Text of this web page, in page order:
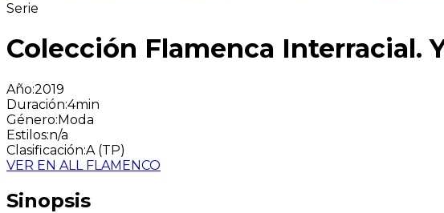
Serie
Colección Flamenca Interracial.
Año:2019
Duración:4min
Género:Moda
Estilos:n/a
Clasificación:A (TP)
VER EN ALL FLAMENCO
Sinopsis